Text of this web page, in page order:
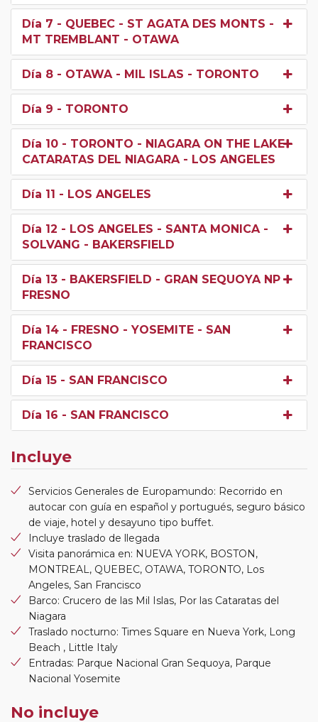
Día 7 - QUEBEC - ST AGATA DES MONTS -
MT TREMBLANT - OTAWA
Día 8 - OTAWA - MIL ISLAS - TORONTO
Día 9 - TORONTO
Día 10 - TORONTO - NIAGARA ON THE LAKE -
CATARATAS DEL NIAGARA - LOS ANGELES
Día 11 - LOS ANGELES
Día 12 - LOS ANGELES - SANTA MONICA -
SOLVANG - BAKERSFIELD
Día 13 - BAKERSFIELD - GRAN SEQUOYA NP -
FRESNO
Día 14 - FRESNO - YOSEMITE - SAN
FRANCISCO
Día 15 - SAN FRANCISCO
Día 16 - SAN FRANCISCO
Incluye
Servicios Generales de Europamundo: Recorrido en
autocar con guía en español y portugués, seguro básico
de viaje, hotel y desayuno tipo buffet.
Incluye traslado de llegada
Visita panorámica en: NUEVA YORK, BOSTON,
MONTREAL, QUEBEC, OTAWA, TORONTO, Los
Angeles, San Francisco
Barco: Crucero de las Mil Islas, Por las Cataratas del
Niagara
Traslado nocturno: Times Square en Nueva York, Long
Beach , Little Italy
Entradas: Parque Nacional Gran Sequoya, Parque
Nacional Yosemite
No incluye